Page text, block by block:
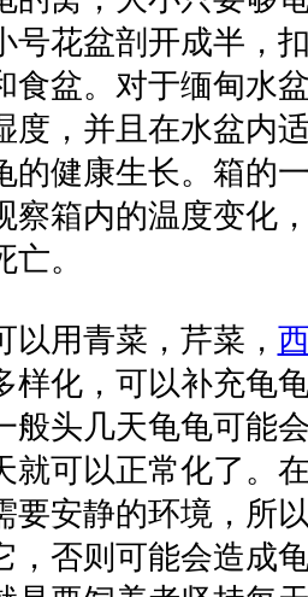
号花盆剖开成半，
食盆。对于缅甸水
度，并且在水盆内
的健康生长。箱的
察箱内的温度变化
。
用青菜，芹菜，
样化，可以补充龟
般头几天龟龟可能
就可以正常化了。
要安静的环境，所
，否则可能会造成